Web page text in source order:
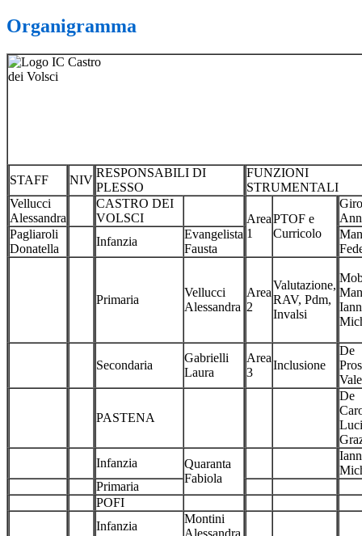
Organigramma
STAFF NIV
RESPONSABILI DI
PLESSO
FUNZIONI
STRUMENTALI
Vellucci
Alessandra
CASTRO DEI
VOLSCI
Area
1
PTOF e
Curricolo
Pagliaroli
Donatella
Infanzia
Evangelista
Fausta
Primaria
Vellucci
Alessandra
Area
2
Valutazione,
RAV, Pdm,
Invalsi
Secondaria
Gabrielli
Laura
Area
3
Inclusione
De
PASTENA
De
Infanzia
Quaranta
Fabiola
Primaria
POFI
Infanzia
Montini